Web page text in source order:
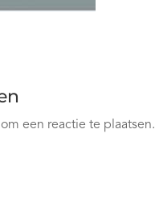
om een reactie te plaatsen.